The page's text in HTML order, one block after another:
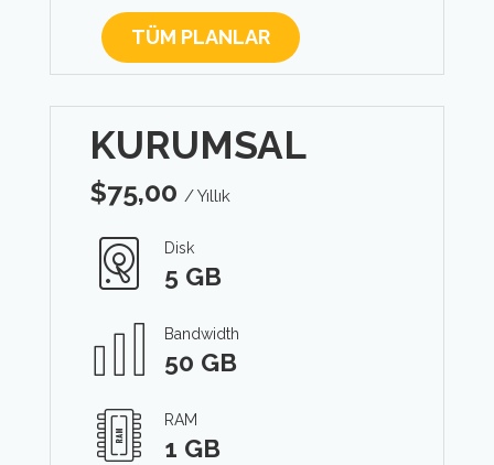
TÜM PLANLAR
KURUMSAL
$75,00 / Yıllık
Disk
5 GB
Bandwidth
50 GB
RAM
1 GB